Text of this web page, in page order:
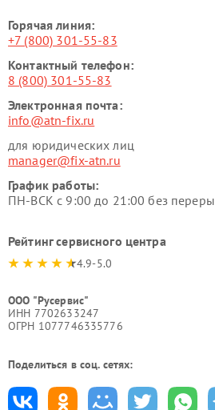
Горячая линия:
+7 (800) 301-55-83
Контактный телефон:
8 (800) 301-55-83
Электронная почта:
info@atn-fix.ru
для юридических лиц
manager@fix-atn.ru
График работы:
ПН-ВСК с 9:00 до 21:00 без
Рейтинг сервисного центра
4.9-5.0
ООО "Русервис"
ИНН 7702633247
ОГРН 1077746335776
Поделиться в соц. сетях: